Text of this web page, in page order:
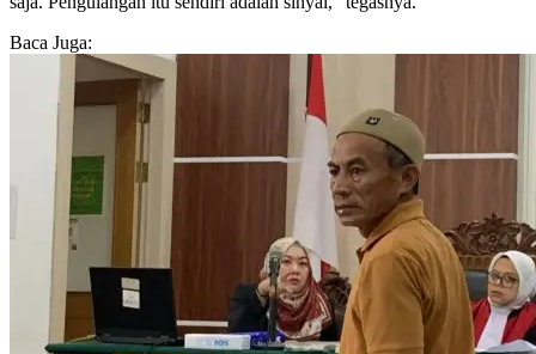
Baca Juga: